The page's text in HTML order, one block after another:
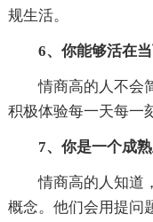
规生活。
6、你能够活在
情商高的人不会
积极体验每一天每一
7、你是一个成
情商高的人知道
概念。他们会用提问